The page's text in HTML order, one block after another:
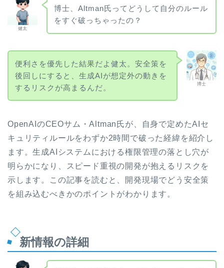
健太
博士、Altman氏ってどうして自分のルール
をすぐ破っちゃったの？
博士
便利さを優先した結果だよ健太。安全策を
後回しにすると、生成AIが想定外の動きを
するリスクが高まるんだ。
OpenAIのCEOサム・Altman氏が、自身で定めたAIセ
キュリティルールをわずか2時間で破った経緯を紹介し
ます。生成AIシステムにおける権限管理の落とし穴が
明らかになり、スピード重視の開発が抱えるリスクを
示します。この記事を読むと、開発現場でどう安全策
を組み込むべきかのポイントがわかります。
新情報の詳細